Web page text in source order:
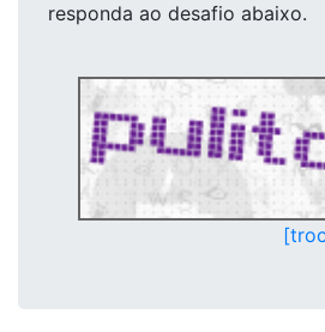
responda ao desafio abaixo.